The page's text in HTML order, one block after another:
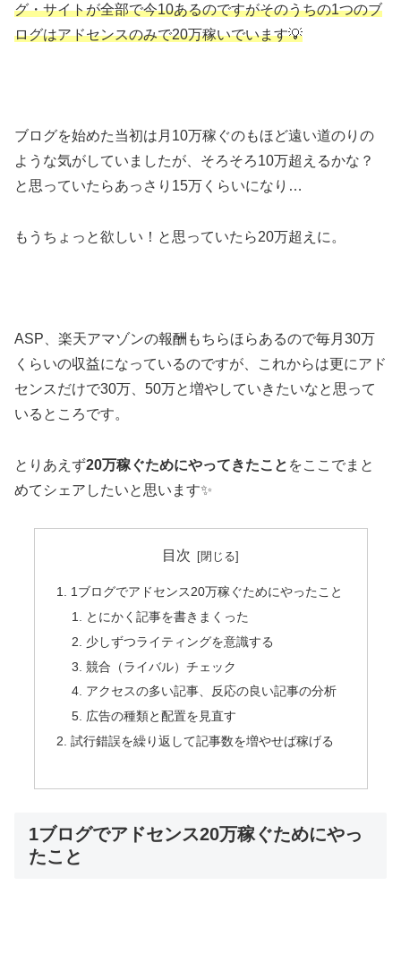
グ・サイトが全部で今10あるのですがそのうちの1つのブ
ログはアドセンスのみで20万稼いでいます💡
ブログを始めた当初は月10万稼ぐのもほど遠い道のりの
ような気がしていましたが、そろそろ10万超えるかな？
と思っていたらあっさり15万くらいになり…
もうちょっと欲しい！と思っていたら20万超えに。
ASP、楽天アマゾンの報酬もちらほらあるので毎月30万
くらいの収益になっているのですが、これからは更にアド
センスだけで30万、50万と増やしていきたいなと思って
いるところです。
とりあえず20万稼ぐためにやってきたこと をここでまと
めてシェアしたいと思います✨
目次
1ブログでアドセンス20万稼ぐためにやったこと
とにかく記事を書きまくった
少しずつライティングを意識する
競合（ライバル）チェック
アクセスの多い記事、反応の良い記事の分析
広告の種類と配置を見直す
試行錯誤を繰り返して記事数を増やせば稼げる
1ブログでアドセンス20万稼ぐためにやっ
たこと